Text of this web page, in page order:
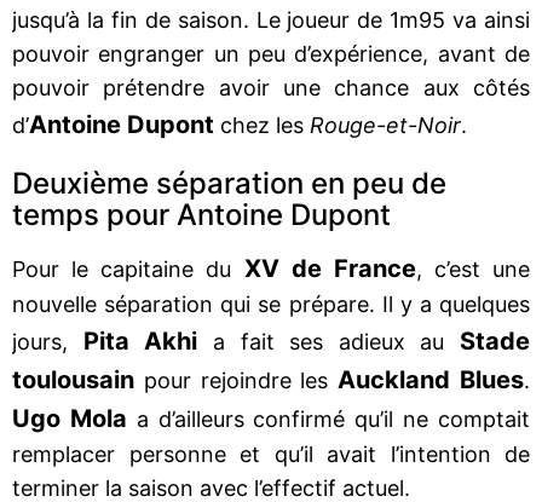
jusqu’à la fin de saison. Le joueur de 1m95 va ainsi
pouvoir engranger un peu d’expérience, avant de
pouvoir prétendre avoir une chance aux côtés
d’Antoine Dupont chez les Rouge-et-Noir.
Deuxième séparation en peu de
temps pour Antoine Dupont
Pour le capitaine du XV de France, c’est une
nouvelle séparation qui se prépare. Il y a quelques
jours, Pita Akhi a fait ses adieux au
Stade
toulousain pour rejoindre les Auckland Blues.
Ugo Mola a d’ailleurs confirmé qu’il ne comptait
remplacer personne et qu’il avait l’intention de
terminer la saison avec l’effectif actuel.